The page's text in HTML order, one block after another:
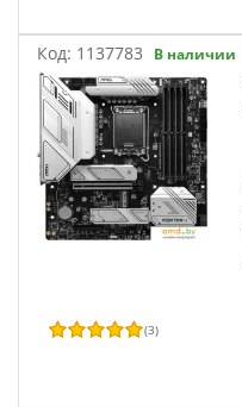
Код: 1137783 В наличии
(3)